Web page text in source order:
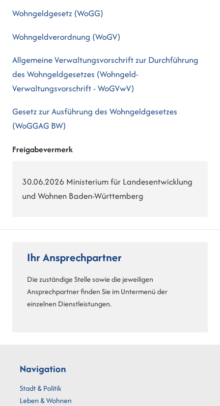
Wohngeldgesetz (WoGG)
Wohngeldverordnung (WoGV)
Allgemeine Verwaltungsvorschrift zur Durchführung
des Wohngeldgesetzes (Wohngeld-
Verwaltungsvorschrift - WoGVwV)
Gesetz zur Ausführung des Wohngeldgesetzes
(WoGGAG BW)
Freigabevermerk
30.06.2026 Ministerium für Landesentwicklung
und Wohnen Baden-Württemberg
Ihr Ansprechpartner
Die zuständige Stelle sowie die jeweiligen
Ansprechpartner finden Sie im Untermenü der
einzelnen Dienstleistungen.
Navigation
Stadt & Politik
Leben & Wohnen